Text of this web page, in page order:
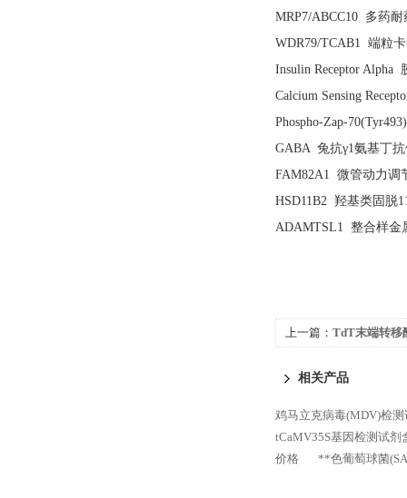
MRP7/ABCC10 多药
WDR79/TCAB1 端粒
Insulin Receptor Alpha
Calcium Sensing
Phospho-Zap-
GABA 兔抗γ1氨基丁
FAM82A1 微管动力调
HSD11B2 羟基类固脱
ADAMTSL1 整合样金
上一篇： TdT末端转移
相关产品
鸡马立克病毒(MDV)检测
tCaMV35S基因检测试剂
价格
**色葡萄球菌